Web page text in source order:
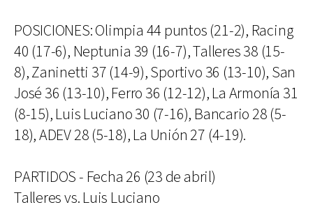
POSICIONES: Olimpia 44 puntos (21-2), Racing
40 (17-6), Neptunia 39 (16-7), Talleres 38 (15-
8), Zaninetti 37 (14-9), Sportivo 36 (13-10), San
José 36 (13-10), Ferro 36 (12-12), La Armonía 31
(8-15), Luis Luciano 30 (7-16), Bancario 28 (5-
18), ADEV 28 (5-18), La Unión 27 (4-19).
PARTIDOS - Fecha 26 (23 de abril)
Talleres vs. Luis Luciano